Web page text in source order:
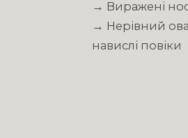
→ Виражені
→ Нерівний
навислі повіки